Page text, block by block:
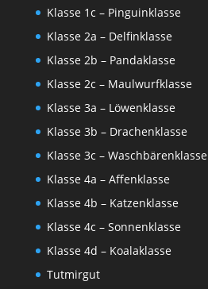
Klasse 1c – Pinguinklasse
Klasse 2a – Delfinklasse
Klasse 2b – Pandaklasse
Klasse 2c – Maulwurfklasse
Klasse 3a – Löwenklasse
Klasse 3b – Drachenklasse
Klasse 3c – Waschbärenklasse
Klasse 4a – Affenklasse
Klasse 4b – Katzenklasse
Klasse 4c – Sonnenklasse
Klasse 4d – Koalaklasse
Tutmirgut